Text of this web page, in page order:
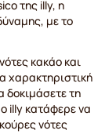
της illy, η
με το
κακάο και
χαρακτηριστική
δοκιμάσετε τη
illy κατάφερε να
νότες